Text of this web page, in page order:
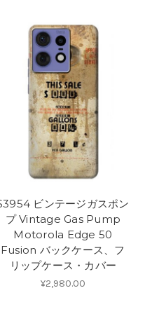
ビンテージガスポン
プ Vintage Gas Pump
Motorola Edge 50
Fusion バックケース、フ
リップケース・カバー
¥2,980.00